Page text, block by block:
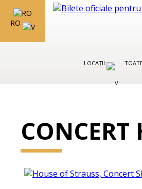
RO
LOCAȚII
CONCERT